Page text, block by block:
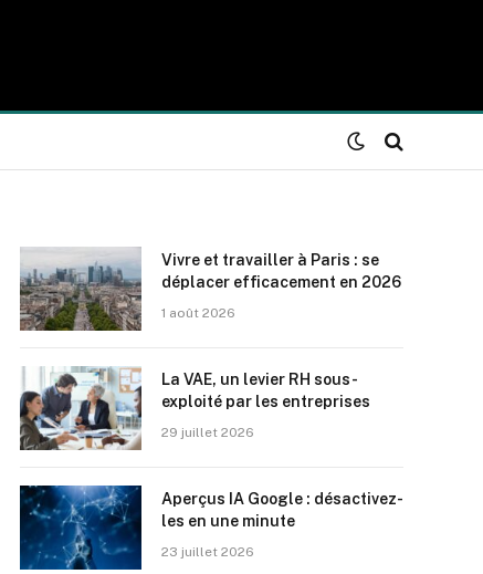
Vivre et travailler à Paris : se
déplacer efficacement en 2026
1 août 2026
La VAE, un levier RH sous-
exploité par les entreprises
29 juillet 2026
Aperçus IA Google : désactivez-
les en une minute
23 juillet 2026